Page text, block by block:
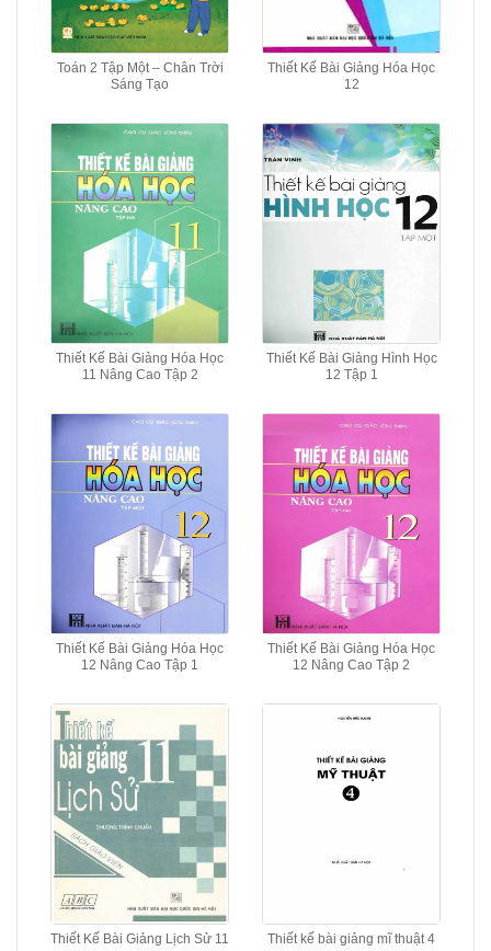
Toán 2 Tập Một – Chân Trời
Sáng Tạo
Thiết Kế Bài Giảng Hóa Học
12
Thiết Kế Bài Giảng Hóa Học
11 Nâng Cao Tập 2
Thiết Kế Bài Giảng Hình Học
12 Tập 1
Thiết Kế Bài Giảng Hóa Học
12 Nâng Cao Tập 1
Thiết Kế Bài Giảng Hóa Học
12 Nâng Cao Tập 2
Thiết Kế Bài Giảng Lịch Sử 11 Thiết kế bài giảng mĩ thuật 4